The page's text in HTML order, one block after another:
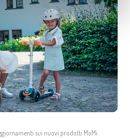
sui nuovi prodotti MoMi